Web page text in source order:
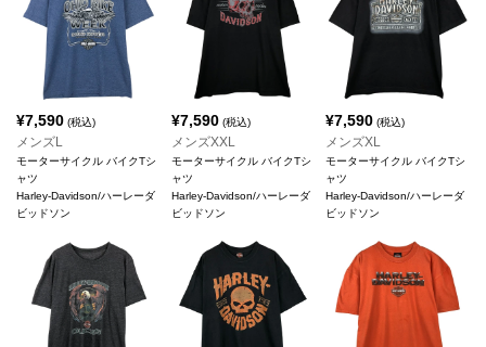
¥7,590 (税込)
メンズL
モーターサイクル バイクTシ
ャツ
Harley-Davidson/ハーレーダ
ビッドソン
¥7,590(税込)
メンズXXL
モーターサイクル バイクTシ
ャツ
Harley-Davidson/ハーレーダ
ビッドソン
¥7,590 (税込)
メンズXL
モーターサイクル バイクTシ
ャツ
Harley-Davidson/ハーレーダ
ビッドソン